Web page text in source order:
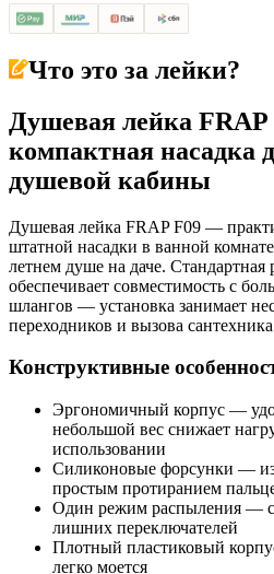
Что это за лейки?
Душевая лейка
компактная насадка
душевой кабины
Душевая лейка FRAP F09 —
штатной насадки в ванной
летнем душе на даче. Стандартная
обеспечивает совместимость с
шлангов — установка занимает
переходников и вызова
Конструктивные
Эргономичный корпус —
небольшой вес снижает
использовании
Силиконовые форсунки —
простым протиранием
Один режим распыления —
лишних переключателей
Плотный пластиковый
легко моется